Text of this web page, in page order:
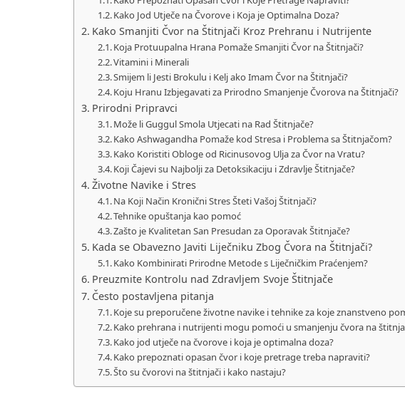
Kako Jod Utječe na Čvorove i Koja je Optimalna Doza?
Kako Smanjiti Čvor na Štitnjači Kroz Prehranu i Nutrijente
Koja Protuupalna Hrana Pomaže Smanjiti Čvor na Štitnjači?
Vitamini i Minerali
Smijem li Jesti Brokulu i Kelj ako Imam Čvor na Štitnjači?
Koju Hranu Izbjegavati za Prirodno Smanjenje Čvorova na Štitnjači?
Prirodni Pripravci
Može li Guggul Smola Utjecati na Rad Štitnjače?
Kako Ashwagandha Pomaže kod Stresa i Problema sa Štitnjačom?
Kako Koristiti Obloge od Ricinusovog Ulja za Čvor na Vratu?
Koji Čajevi su Najbolji za Detoksikaciju i Zdravlje Štitnjače?
Životne Navike i Stres
Na Koji Način Kronični Stres Šteti Vašoj Štitnjači?
Tehnike opuštanja kao pomoć
Zašto je Kvalitetan San Presudan za Oporavak Štitnjače?
Kada se Obavezno Javiti Liječniku Zbog Čvora na Štitnjači?
Kako Kombinirati Prirodne Metode s Liječničkim Praćenjem?
Preuzmite Kontrolu nad Zdravljem Svoje Štitnjače
Često postavljena pitanja
Koje su preporučene životne navike i tehnike za koje znanstveno
Kako prehrana i nutrijenti mogu pomoći u smanjenju čvora na
Kako jod utječe na čvorove i koja je optimalna doza?
Kako prepoznati opasan čvor i koje pretrage treba napraviti?
Što su čvorovi na štitnjači i kako nastaju?